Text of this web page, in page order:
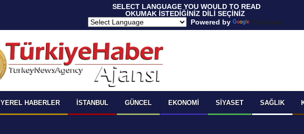
SELECT LANGUAGE YOU WOULD TO READ
OKUMAK İSTEDİĞİNİZ DİLİ SEÇİNİZ
Powered by
Translate
YEREL HABERLER İSTANBUL GÜNCEL EKONOMI SIYASET SAĞLIK